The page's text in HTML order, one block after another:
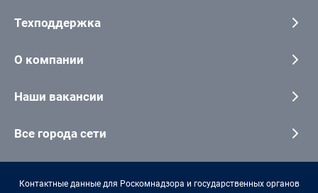
Техподдержка
О компании
Наши вакансии
Все города сети
Контактные данные для Роскомнадзора и государственных органов